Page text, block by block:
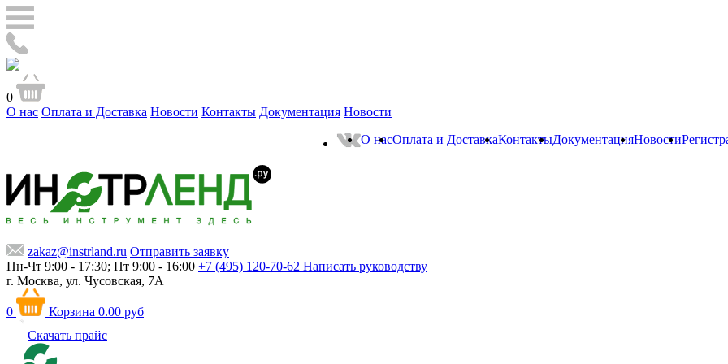
0
О нас Оплата и Доставка Новости Контакты Документация Новости
О насОплата и ДоставкаКонтактыДокументацияНовости
zakaz@instrland.ru Отправить заявку
Пн-Чт 9:00 - 17:30; Пт 9:00 - 16:00 +7 (495) 120-70-62 Написать руководству
г. Москва, ул. Чусовская, 7А
0 Корзина 0.00 руб
Скачать прайс